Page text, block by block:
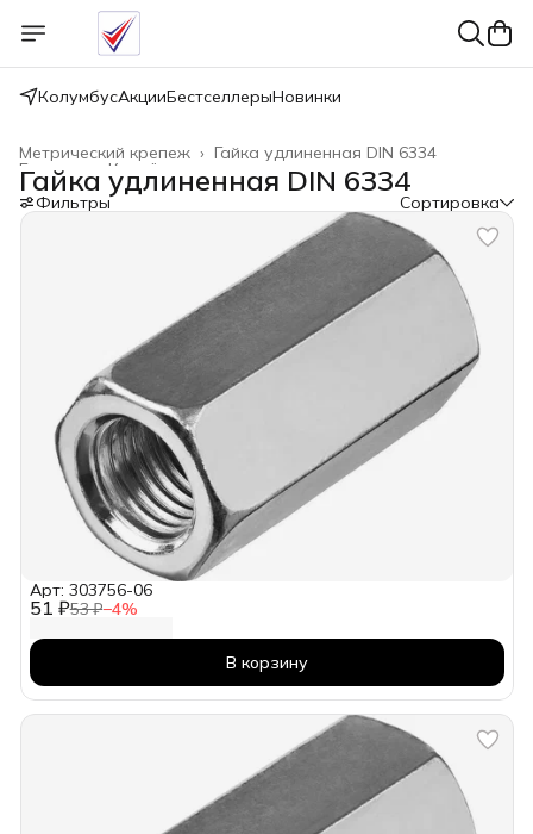
КолумбусАкцииБестселлерыНовинки
Гайка удлиненная DIN 6334
Метрический крепеж ›
Крепёжные изделия
Главная
Гайка удлиненная DIN 6334
Фильтры Сортировка
51 ₽53 ₽−4%
Арт: 303756-06
В корзину